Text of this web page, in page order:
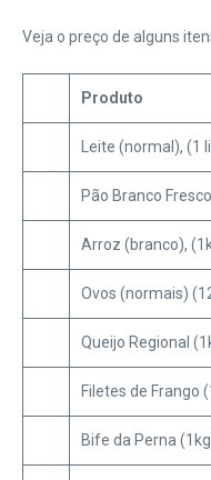
Veja o preço de alguns
Produto
Leite (normal), (1
Pão Branco
Arroz (branco),
Ovos (normais)
Queijo Regional
Filetes de Frango
Bife da Perna